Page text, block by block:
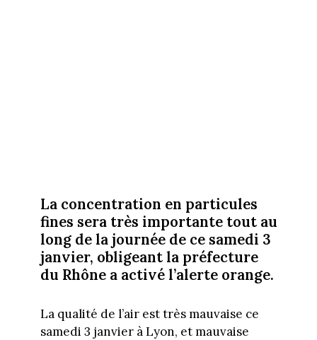
La concentration en particules
fines sera très importante tout au
long de la journée de ce samedi 3
janvier, obligeant la préfecture
du Rhône a activé l’alerte orange.
La qualité de l’air est très mauvaise ce
samedi 3 janvier à Lyon, et mauvaise